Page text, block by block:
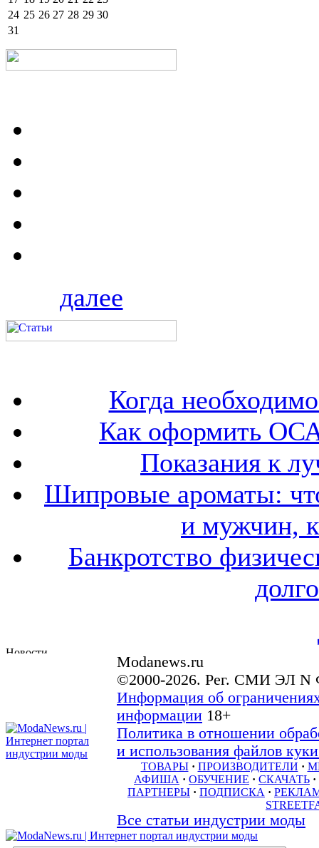
24 25 26 27 28 29 30
31
далее
Когда
Как оформить
Показания к
Шипровые ароматы:
и мужчин,
Банкротство
Modanews.ru
©2000-2026. Рег. СМИ ЭЛ N
Информация об
информации 18+
Политика в отношении
и использования файлов
ТОВАРЫ · ПРОИЗВОДИТЕЛИ ·
АФИША · ОБУЧЕНИЕ · СКАЧАТЬ ·
ПАРТНЕРЫ · ПОДПИСКА ·
Все статьи индустрии моды